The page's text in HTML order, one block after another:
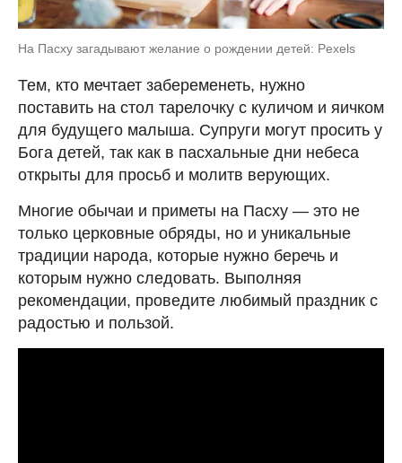
На Пасху загадывают желание о рождении детей: Pexels
Тем, кто мечтает забеременеть, нужно
поставить на стол тарелочку с куличом и яичком
для будущего малыша. Супруги могут просить у
Бога детей, так как в пасхальные дни небеса
открыты для просьб и молитв верующих.
Многие обычаи и приметы на Пасху — это не
только церковные обряды, но и уникальные
традиции народа, которые нужно беречь и
которым нужно следовать. Выполняя
рекомендации, проведите любимый праздник с
радостью и пользой.